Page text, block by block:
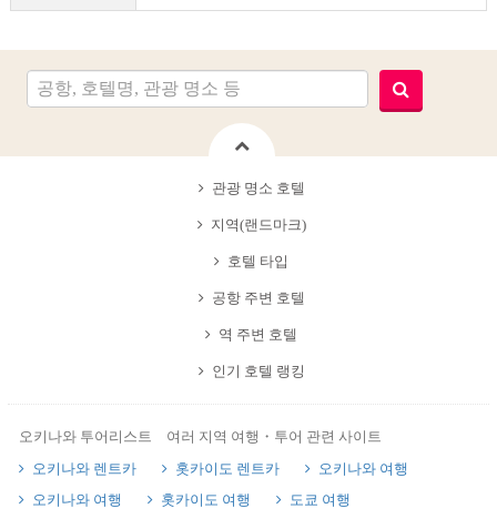
관광 명소 호텔
지역(랜드마크)
호텔 타입
공항 주변 호텔
역 주변 호텔
인기 호텔 랭킹
오키나와 투어리스트 여러 지역 여행・투어 관련 사이트
오키나와 렌트카
홋카이도 렌트카
오키나와 여행
오키나와 여행
홋카이도 여행 도쿄 여행